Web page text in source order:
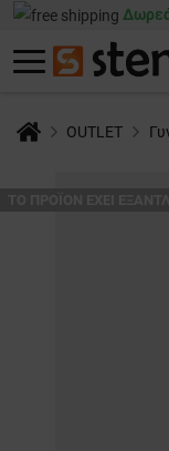
OUTLET